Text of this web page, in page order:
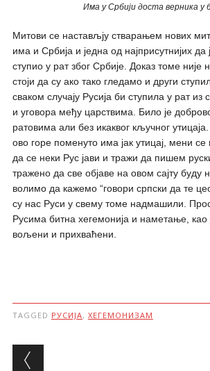
Има у Србији доста верника у
Митови се настављју стварањем нових
има и Србија и једна од најприсутнијих да
ступио у рат због Србије. Доказ томе није
стоји да су ако тако гледамо и други
сваком случају Русија би ступила у рат из
и уговора међу царствима. Било је
ратовима али без икаквог кључног
ово горе поменуто има јак утицај, мени
да се неки Рус јави и тражи да пишем
тражено да све објаве на овом сајту
волимо да кажемо “говори српски да те
су нас Руси у свему томе надмашили.
Русима битна хегемонија и наметање,
вољени и прихваћени.
TAGGED РУСИЈА, ХЕГЕМОНИЗАМ
Post navigation